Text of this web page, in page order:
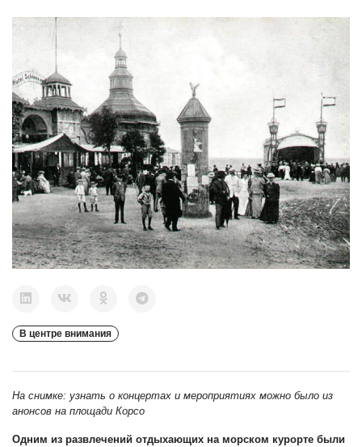
В центре внимания
На снимке: узнать о концертах и мероприятиях можно было из
анонсов на площади Корсо
Одним из развлечений отдыхающих на морском курорте были